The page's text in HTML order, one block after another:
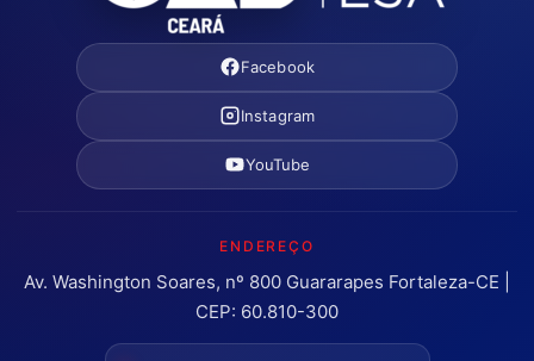
Facebook
Instagram
YouTube
ENDEREÇO
Av. Washington Soares, nº 800 Guararapes Fortaleza-CE |
CEP: 60.810-300